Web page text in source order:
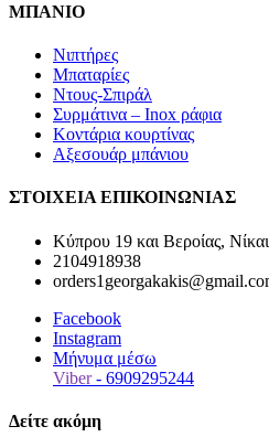
ΜΠΑΝΙΟ
Νιπτήρες
Μπαταρίες
Ντους-Σπιράλ
Συρμάτινα – Inox ράφια
Κοντάρια κουρτίνας
Αξεσουάρ μπάνιου
ΣΤΟΙΧΕΙΑ ΕΠΙΚΟΙΝΩΝΙΑΣ
Κύπρου 19 και Βεροίας,
2104918938
Facebook
Instagram
Μήνυμα μέσω
Viber- 6909295244
Δείτε ακόμη